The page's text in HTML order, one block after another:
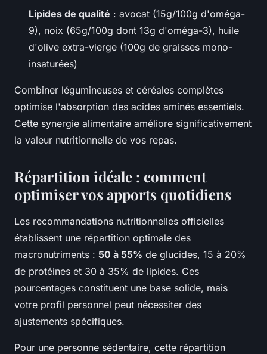
Lipides de qualité : avocat (15g/100g d'oméga-
9), noix (65g/100g dont 13g d'oméga-3), huile
d'olive extra-vierge (100g de graisses mono-
insaturées)
Combiner légumineuses et céréales complètes
optimise l'absorption des acides aminés essentiels.
Cette synergie alimentaire améliore significativement
la valeur nutritionnelle de vos repas.
Répartition idéale : comment
optimiser vos apports quotidiens
Les recommandations nutritionnelles officielles
établissent une répartition optimale des
macronutriments : 50 à 55% de glucides, 15 à 20%
de protéines et 30 à 35% de lipides. Ces
pourcentages constituent une base solide, mais
votre profil personnel peut nécessiter des
ajustements spécifiques.
Pour une personne sédentaire, cette répartition